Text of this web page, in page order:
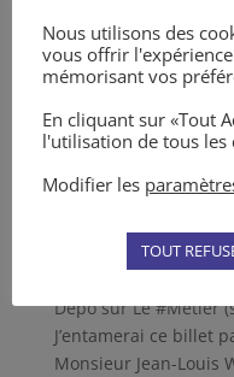
de la médiation et
Nouvel article dans la
Décret du 11 mai
L’Incompétence du
DeposurLe #Métier
J’entamerai ce billet
Monsieur Jean-Louis
Nous utilisons des
vous offrir
mémorisant vos
En cliquant sur «Tout
l'utilisation de tous les
Modifier les
TOUT